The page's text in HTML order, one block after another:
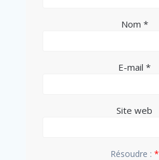
Nom *
E-mail *
Site web
Résoudre : *